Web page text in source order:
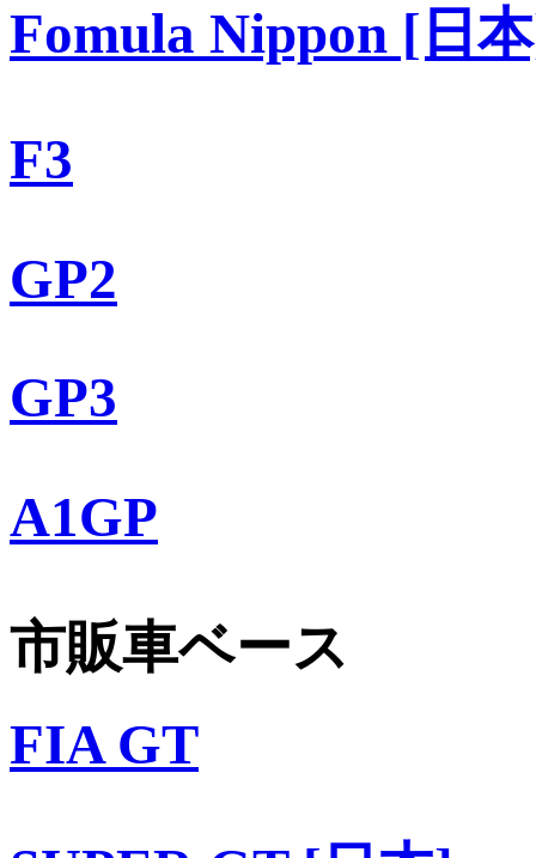
Fomula Nippon [日
F3
GP2
GP3
A1GP
市販車ベース
FIA GT